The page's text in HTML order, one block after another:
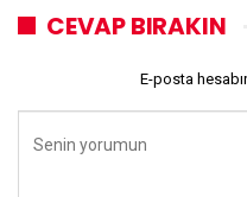
CEVAP BIRAKIN
E-posta